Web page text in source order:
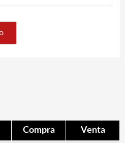
Compra Venta